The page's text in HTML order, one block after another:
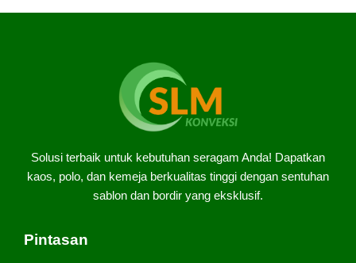
Solusi terbaik untuk kebutuhan seragam Anda! Dapatkan
kaos, polo, dan kemeja berkualitas tinggi dengan sentuhan
sablon dan bordir yang eksklusif.
Pintasan